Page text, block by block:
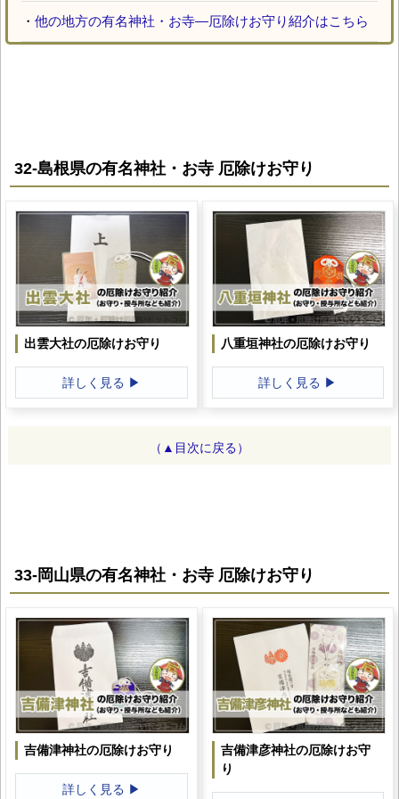
・ 他の地方の有名神社・お寺―厄除けお守り紹介はこちら
32-島根県の有名神社・お寺 厄除けお守り
出雲大社の厄除けお守り
詳しく見る ▶
八重垣神社の厄除けお守り
詳しく見る ▶
（▲目次に戻る）
33-岡山県の有名神社・お寺 厄除けお守り
吉備津神社の厄除けお守り
詳しく見る ▶
吉備津彦神社の厄除けお守
り